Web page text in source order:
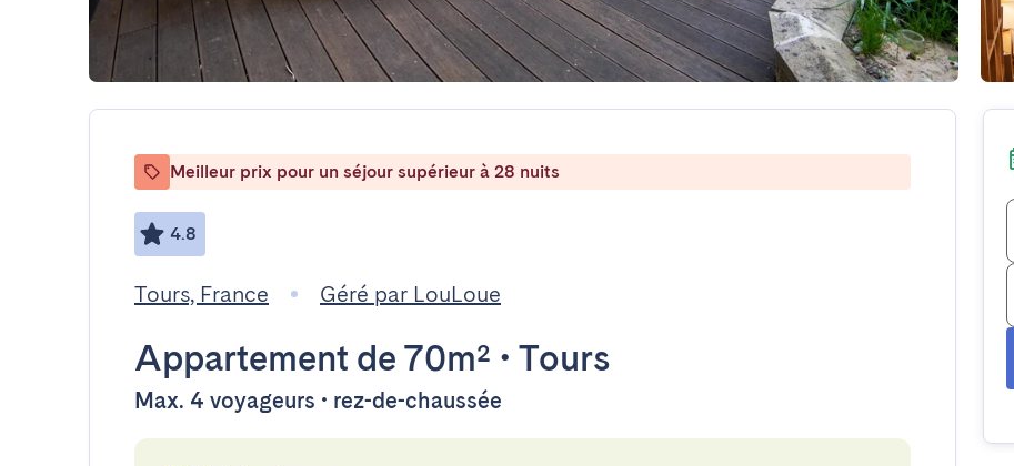
Meilleur prix pour un séjour supérieur à 28 nuits
4.8
Tours, France Géré par LouLoue
Appartement de 70m² • Tours
Max. 4 voyageurs • rez-de-chaussée